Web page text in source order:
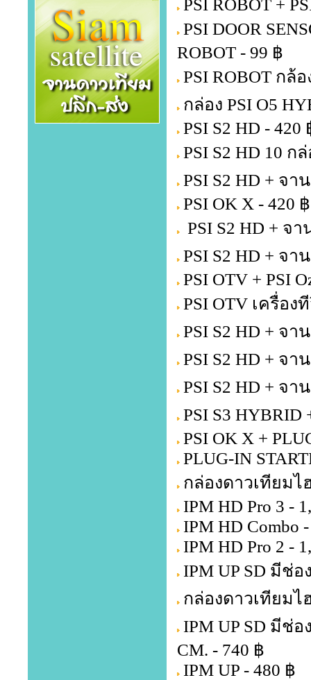
PSI ROBOT +
PSI DOOR
ROBOT - 99 ฿
PSI ROBOT กล้
กล่อง PSI O5
PSI S2 HD - 420
PSI S2 HD 10 ก
PSI S2 HD + จา
PSI OK X - 420 ฿
PSI S2 HD + จ
PSI S2 HD + จา
PSI OTV + PSI
PSI OTV เครื่อ
PSI S2 HD + จา
PSI S2 HD + จา
PSI S2 HD + จา
PSI S3 HYBRID
PSI OK X +
PLUG-IN
กล่องดาวเทียมไ
IPM HD Pro 3 -
IPM HD Combo
IPM HD Pro 2 -
IPM UP SD มีช่
กล่องดาวเทียมไ
IPM UP SD มีช่
CM. - 740 ฿
IPM UP - 480 ฿